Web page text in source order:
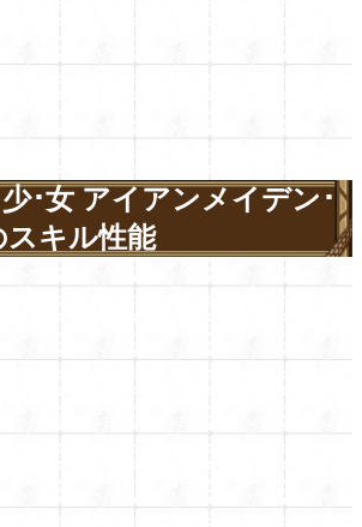
･女 アイアンメイデン･
キル性能